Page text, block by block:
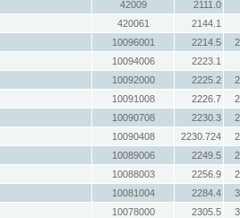
42009
2111.0
420061
2144.1
10096001 2214.5
10094006
2223.1
10092000 2225.2
10091008 2226.7
10090708 2230.3
10090408 2230.724
10089006 2249.5
10088003 2256.9
10081004 2284.4
10078000 2305.5